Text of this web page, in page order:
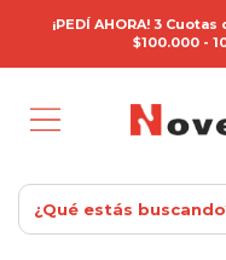
¡PEDÍ AHORA! 3
$100.000 -